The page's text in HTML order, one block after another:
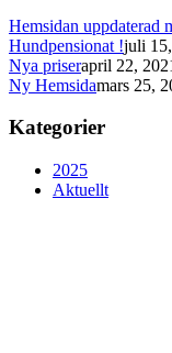
Hemsidan uppdaterad
Hundpensionat !juli
Nya priserapril 22,
Ny Hemsidamars 25,
Kategorier
2025
Aktuellt